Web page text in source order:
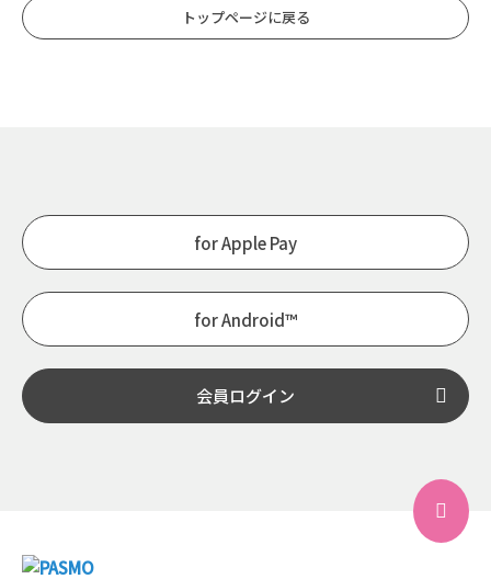
トップページに戻る
for Apple Pay
for Android™
会員ログイン